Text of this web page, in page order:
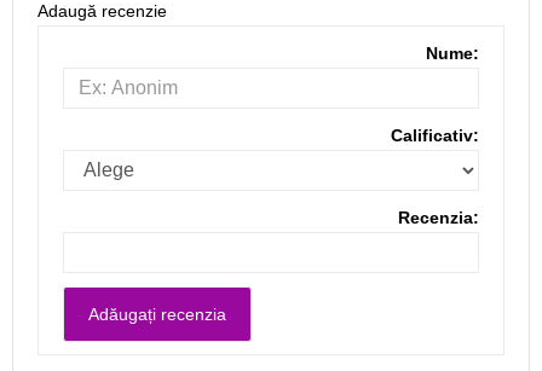
Adaugă recenzie
Nume:
Calificativ:
Recenzia: